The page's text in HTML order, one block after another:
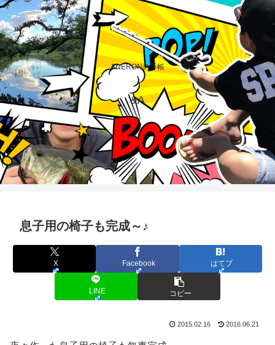
ANERONの手帳
&A
息子用の椅子も完成～♪
X Facebook はてブ
LINE コピー
2015.02.16 2016.06.21